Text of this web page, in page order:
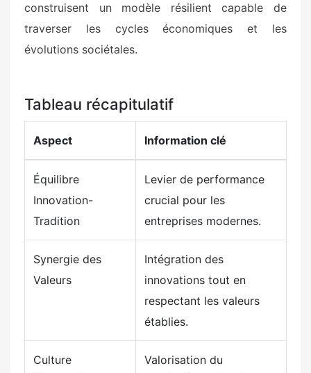
construisent un modèle résilient capable de
traverser les cycles économiques et les
évolutions sociétales.
Tableau récapitulatif
Aspect Information clé
Équilibre
Innovation-
Tradition
Levier de performance
crucial pour les
entreprises modernes.
Synergie des
Valeurs
Intégration des
innovations tout en
respectant les valeurs
établies.
Culture
Valorisation du